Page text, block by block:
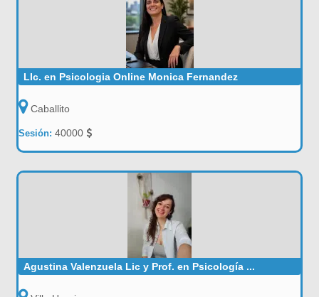
LIc. en Psicologia Online Monica Fernandez
Caballito
Sesión:40000
Agustina Valenzuela Lic y Prof. en Psicología ...